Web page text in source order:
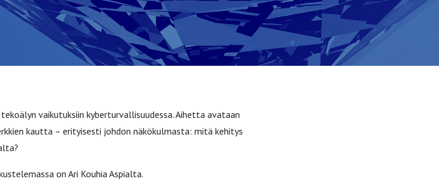
vaikutuksiin kyberturvallisuudessa. Aihetta avataan
kautta – erityisesti johdon näkökulmasta: mitä kehitys
on Ari Kouhia Aspialta.